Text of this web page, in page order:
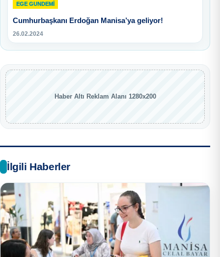
EGE GUNDEMİ
Cumhurbaşkanı Erdoğan Manisa’ya geliyor!
26.02.2024
Haber Altı Reklam Alanı 1280x200
İlgili Haberler